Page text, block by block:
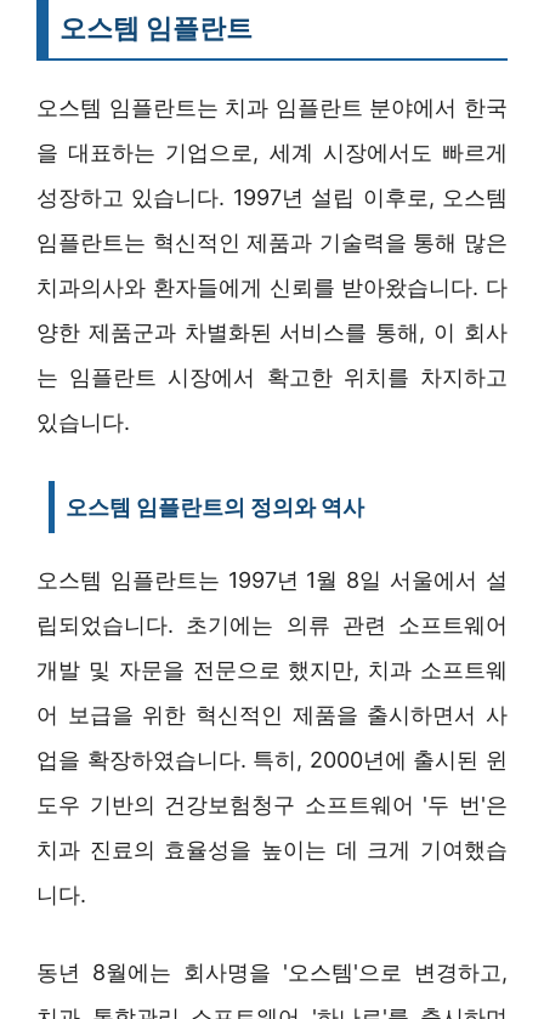
오스템 임플란트
오스템 임플란트는 치과 임플란트 분야에서 한국
을 대표하는 기업으로, 세계 시장에서도 빠르게
성장하고 있습니다. 1997년 설립 이후로, 오스템
임플란트는 혁신적인 제품과 기술력을 통해 많은
치과의사와 환자들에게 신뢰를 받아왔습니다. 다
양한 제품군과 차별화된 서비스를 통해, 이 회사
는 임플란트 시장에서 확고한 위치를 차지하고
있습니다.
오스템 임플란트의 정의와 역사
오스템 임플란트는 1997년 1월 8일 서울에서 설
립되었습니다. 초기에는 의류 관련 소프트웨어
개발 및 자문을 전문으로 했지만, 치과 소프트웨
어 보급을 위한 혁신적인 제품을 출시하면서 사
업을 확장하였습니다. 특히, 2000년에 출시된 윈
도우 기반의 건강보험청구 소프트웨어 '두 번'은
치과 진료의 효율성을 높이는 데 크게 기여했습
니다.
동년 8월에는 회사명을 '오스템'으로 변경하고,